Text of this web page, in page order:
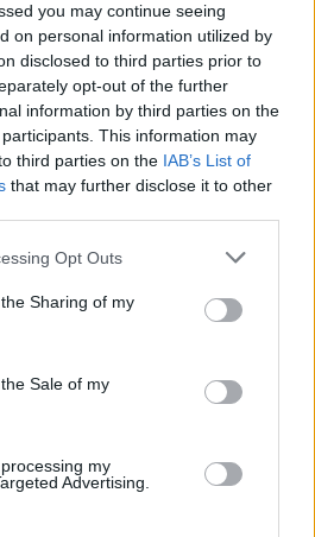
you may continue seeing
on personal information utilized by
disclosed to third parties prior to
opt-out of the further
information by third parties on the
participants. This information may
third parties on the IAB’s List of
that may further disclose it to other
Opt Outs
Sharing of my
Sale of my
my
Advertising.